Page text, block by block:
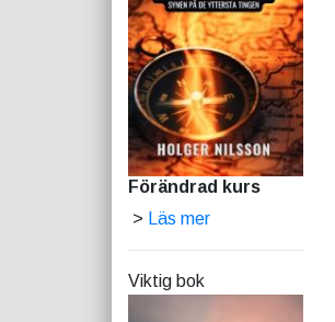
Förändrad kurs
> Läs mer
Viktig bok